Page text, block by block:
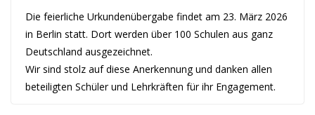
Die feierliche Urkundenübergabe findet am 23. März 2026
in Berlin statt. Dort werden über 100 Schulen aus ganz
Deutschland ausgezeichnet.
Wir sind stolz auf diese Anerkennung und danken allen
beteiligten Schüler und Lehrkräften für ihr Engagement.